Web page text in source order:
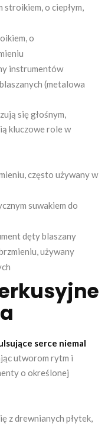
o ciepłym,
o
instrumentów
(metalowa
się głośnym,
kluczowe role w
często używany w
suwakiem do
dęty blaszany
używany
serce niemal
utworom rytm i
o określonej
z drewnianych płytek,